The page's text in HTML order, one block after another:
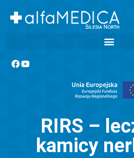
RIRS –
kamicy